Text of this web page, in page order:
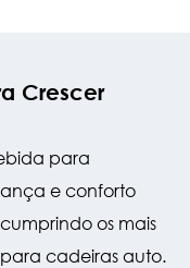
Crescer
para
e conforto
os mais
cadeiras auto.